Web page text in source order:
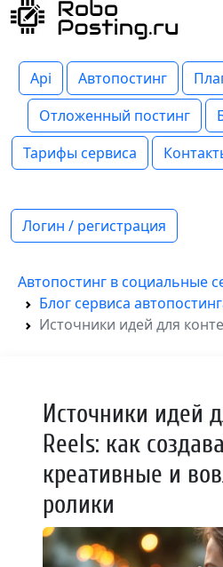
Api Автопостинг
Отложенный постинг
Тарифы сервиса
Логин / регистрация
Автопостинг в социальные
Блог сервиса
Источники идей для
Источники идей
Reels: как
креативные и
ролики